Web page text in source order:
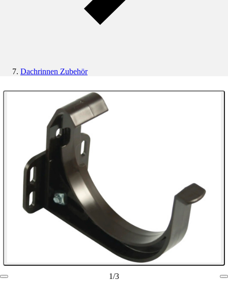
Dachrinnen Zubehör
1/3